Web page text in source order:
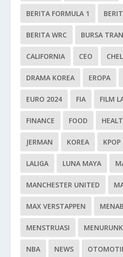
BERITA FORMULA 1
BERITA WRC BURSA
CALIFORNIA CEO
DRAMA KOREA EROPA
EURO 2024 FIA FILM
FINANCE FOOD
JERMAN KOREA KPOP
LALIGA LUNA MAYA
MANCHESTER UNITED
MAX VERSTAPPEN
MENSTRUASI
NBA NEWS